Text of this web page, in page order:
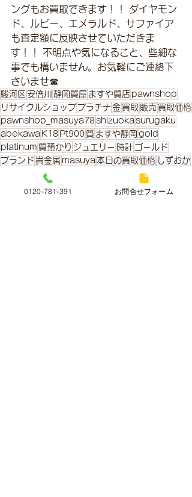
ングもお買取できます！！ ダイヤモン
ド、ルビー、エメラルド、サファイア
も査定額に反映させていただきま
す！！ 不明点や気になること、些細な
事でも構いません。お気軽にご連絡下
さいませ☎
駿河区 安倍川 静岡質屋 ますや質店 pawnshop
リサイクルショップ プラチナ 金 買取 販売 買取価格
pawnshop_masuya78shizuokasurugaku
abekawa K18 Pt900質 ますや静岡 gold
platinum 質預かり ジュエリー 時計 ゴールド
ブランド 貴金属 masuya 本日の買取価格 しずおか
金・プラチナ本日の買取価格
0120-781-391 お問合せフォーム